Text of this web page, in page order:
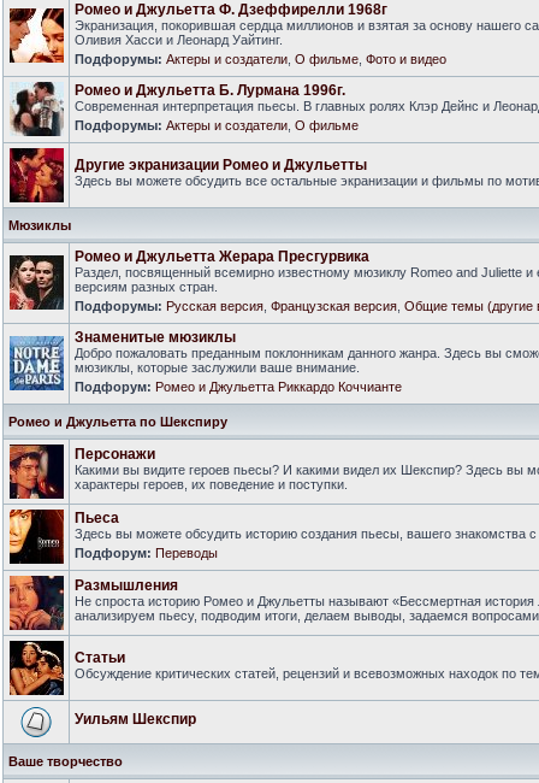
Ромео и Джульетта Ф. Дзеффирелли 1968г
Экранизация, покорившая сердца миллионов и взятая за основу нашего
Оливия Хасси и Леонард Уайтинг.
Подфорумы: Актеры и создатели О фильме Фото и видео
Ромео и Джульетта Б. Лурмана 1996г.
Современная интерпретация пьесы. В главных ролях Клэр Дейнс и
Подфорумы: Актеры и создатели О фильме
Другие экранизации Ромео и Джульетты
Здесь вы можете обсудить все остальные экранизации и фильмы по
Мюзиклы
Ромео и Джульетта Жерара Пресгурвика
Раздел, посвященный всемирно известному мюзиклу Romeo and Juliette и
версиям разных стран.
Подфорумы: Русская версия Французская версия Общие темы (другие
Знаменитые мюзиклы
Добро пожаловать преданным поклонникам данного жанра. Здесь вы
мюзиклы, которые заслужили ваше внимание.
Подфорум: Ромео и Джульетта Риккардо Коччианте
Ромео и Джульетта по Шекспиру
Персонажи
Какими вы видите героев пьесы? И какими видел их Шекспир? Здесь вы
характеры героев, их поведение и поступки.
Пьеса
Здесь вы можете обсудить историю создания пьесы, вашего знакомства
Подфорум: Переводы
Размышления
Не спроста историю Ромео и Джульетты называют «Бессмертная
анализируем пьесу, подводим итоги, делаем выводы, задаемся
Статьи
Обсуждение критических статей, рецензий и всевозможных находок по
Уильям Шекспир
Ваше творчество